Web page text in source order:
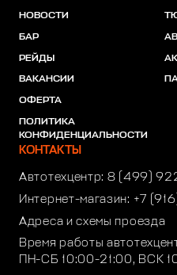
НОВОСТИ
БАР
РЕЙДЫ
ВАКАНСИИ
ОФЕРТА
ПОЛИТИКА
КОНФИДЕНЦИАЛЬНОСТИ
КОНТАКТЫ
Автотехцентр: 8 (499)
Интернет-магазин: +7
Адреса и схемы проезда
Время работы
ПН-СБ 10:00-21:00, ВСК